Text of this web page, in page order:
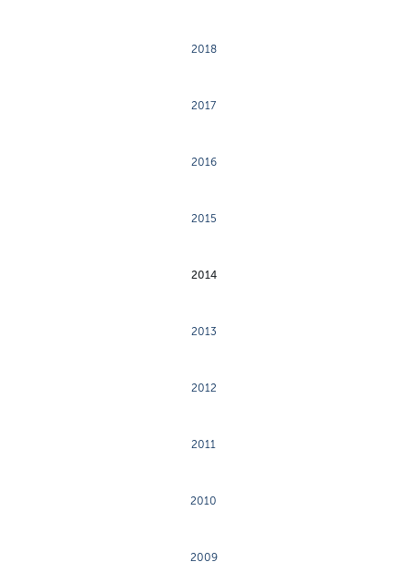
2018
2017
2016
2015
2014
2013
2012
2011
2010
2009